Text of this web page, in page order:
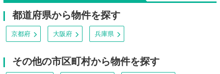
都道府県から物件を探す
京都府 大阪府 兵庫県
その他の市区町村から物件を探す